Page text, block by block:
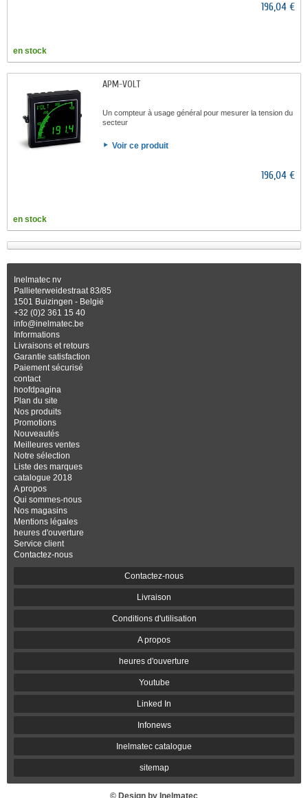
196,04 €
en stock
APM-VOLT
Un compteur à usage général pour mesurer la tension du
secteur
Voir ce produit
196,04 €
en stock
Inelmatec nv
Pallieterweidestraat 83/85
1501 Buizingen - België
+32 (0)2 361 15 40
info@inelmatec.be
Informations
Livraisons et retours
Garantie satisfaction
Paiement sécurisé
contact
hoofdpagina
Plan du site
Nos produits
Promotions
Nouveautés
Meilleures ventes
Notre sélection
Liste des marques
catalogue 2018
A propos
Qui sommes-nous
Nos magasins
Mentions légales
heures d'ouverture
Service client
Contactez-nous
Contactez-nous
Livraison
Conditions d'utilisation
A propos
heures d'ouverture
Youtube
Linked In
Infonews
Inelmatec catalogue
sitemap
© Design by Inelmatec